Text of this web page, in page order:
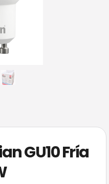
GU10 Fría